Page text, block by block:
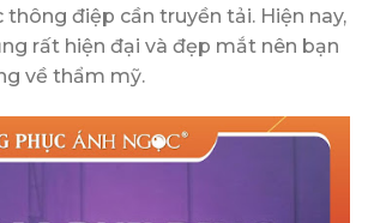
điệp cần truyền tải. Hiện nay,
rất hiện đại và đẹp mắt nên bạn
về thẩm mỹ.